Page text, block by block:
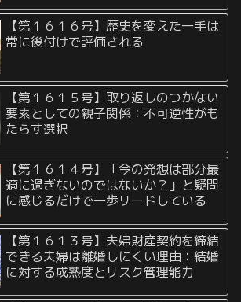
【第１６１６号】歴史を変えた一手は
常に後付けで評価される
【第１６１５号】取り返しのつかない
要素としての親子関係：不可逆性がも
たらす選択
【第１６１４号】「今の発想は部分最
適に過ぎないのではないか？」と疑問
に感じるだけで一歩リードしている
【第１６１３号】夫婦財産契約を締結
できる夫婦は離婚しにくい理由：結婚
に対する成熟度とリスク管理能力